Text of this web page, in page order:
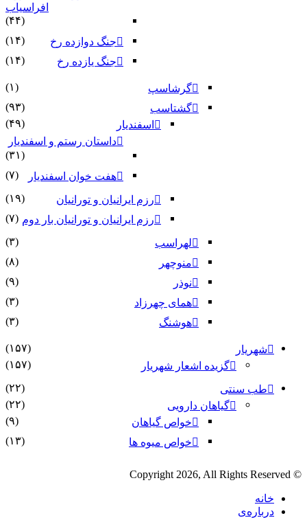
افراسیاب
(۴۴)
جنگ دوازده رخ
(۱۴)
جنگ یازده رخ
(۱۴)
گرشاسپ
(۱)
گشتاسب
(۹۳)
اسفندیار
(۴۹)
داستان رستم و اسفندیار
(۳۱)
هفت خوان اسفندیار
(۷)
رزم ایرانیان و تورانیان
(۱۹)
رزم ایرانیان و تورانیان بار دوم (۷)
لهراسب
(۳)
منوچهر
(۸)
نوذر
(۹)
هماى چهرزاد
(۳)
هوشنگ
(۳)
شهریار
(۱۵۷)
گزیده اشعار شهریار
(۱۵۷)
طب سنتی
(۲۲)
گیاهان دارویی
(۲۲)
خواص گیاهان
(۹)
خواص میوه ها
(۱۳)
© Copyright 2026, All Rights Reserved
خانه
درباره‌ی